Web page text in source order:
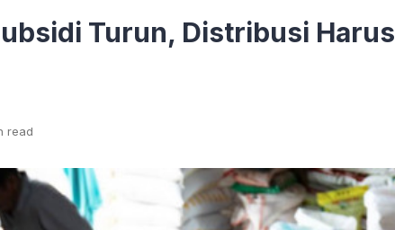
Turun, Distribusi Harus
read